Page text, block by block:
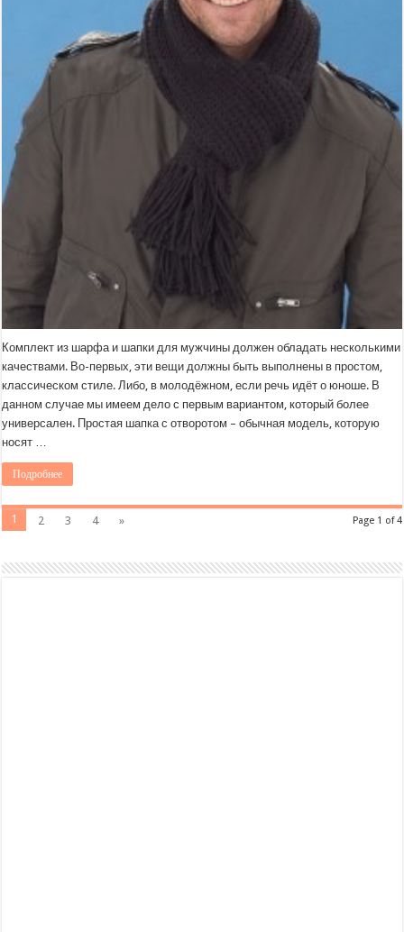
Комплект из шарфа и шапки для мужчины должен обладать несколькими
качествами. Во-первых, эти вещи должны быть выполнены в простом,
классическом стиле. Либо, в молодёжном, если речь идёт о юноше. В
данном случае мы имеем дело с первым вариантом, который более
универсален. Простая шапка с отворотом – обычная модель, которую
носят …
Подробнее
Page 1 of 4
1 2 3 4 »